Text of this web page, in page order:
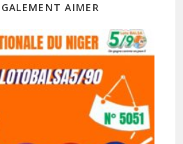
AIMER